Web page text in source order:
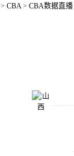
> CBA> CBA数据直播